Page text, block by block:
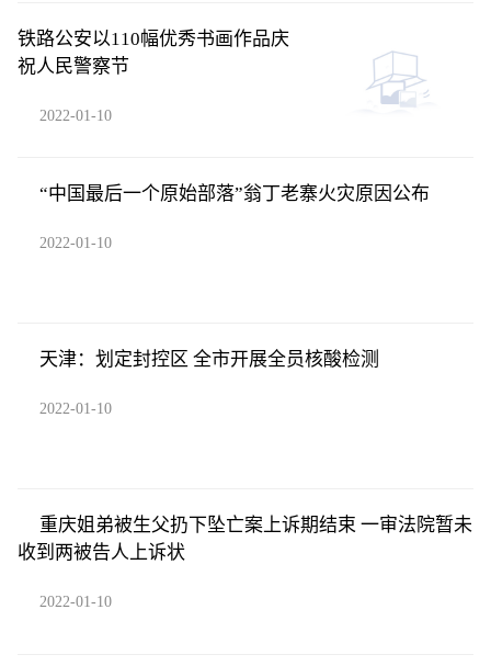
铁路公安以110幅优秀书画作品庆
祝人民警察节
2022-01-10
“中国最后一个原始部落”翁丁老寨火灾原因公布
2022-01-10
天津：划定封控区 全市开展全员核酸检测
2022-01-10
重庆姐弟被生父扔下坠亡案上诉期结束 一审法院暂未
收到两被告人上诉状
2022-01-10